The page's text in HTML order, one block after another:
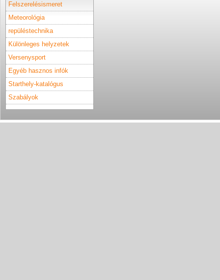
Felszerelésismeret
Meteorológia
repüléstechnika
Különleges helyzetek
Versenysport
Egyéb hasznos infók
Starthely-katalógus
Szabályok